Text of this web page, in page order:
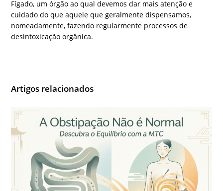
Fígado, um órgão ao qual devemos dar mais atenção e
cuidado do que aquele que geralmente dispensamos,
nomeadamente, fazendo regularmente processos de
desintoxicação orgânica.
Artigos relacionados